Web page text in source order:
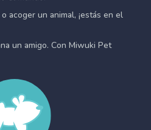
acoger un animal, ¡estás en el
un amigo. Con Miwuki Pet